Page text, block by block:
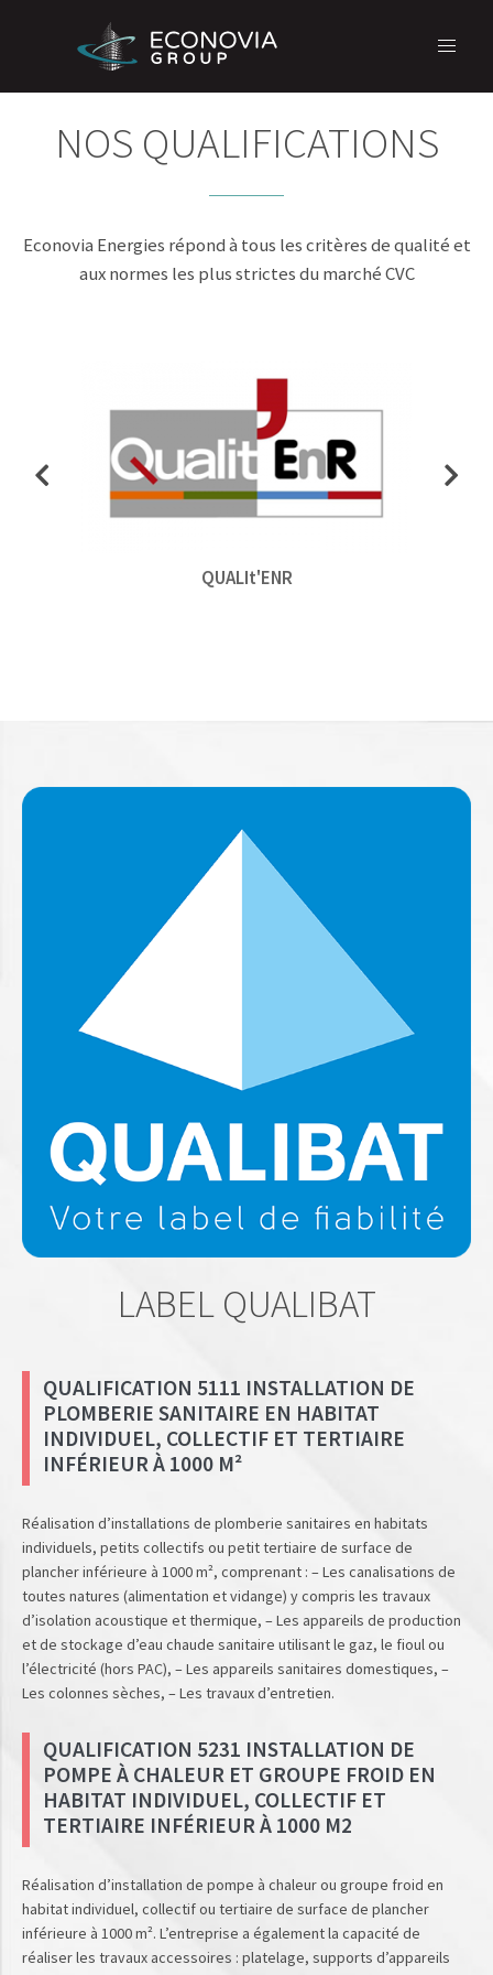
NOS QUALIFICATIONS
Econovia Energies répond à tous les critères de qualité et
aux normes les plus strictes du marché CVC
QUALIt'ENR
LABEL QUALIBAT
QUALIFICATION 5111 INSTALLATION DE
PLOMBERIE SANITAIRE EN HABITAT
INDIVIDUEL, COLLECTIF ET TERTIAIRE
INFÉRIEUR À 1000 M²
Réalisation d’installations de plomberie sanitaires en habitats
individuels, petits collectifs ou petit tertiaire de surface de
plancher inférieure à 1000 m², comprenant : – Les canalisations de
toutes natures (alimentation et vidange) y compris les travaux
d’isolation acoustique et thermique, – Les appareils de production
et de stockage d’eau chaude sanitaire utilisant le gaz, le fioul ou
l’électricité (hors PAC), – Les appareils sanitaires domestiques, –
Les colonnes sèches, – Les travaux d’entretien.
QUALIFICATION 5231 INSTALLATION DE
POMPE À CHALEUR ET GROUPE FROID EN
HABITAT INDIVIDUEL, COLLECTIF ET
TERTIAIRE INFÉRIEUR À 1000 M2
Réalisation d’installation de pompe à chaleur ou groupe froid en
habitat individuel, collectif ou tertiaire de surface de plancher
inférieure à 1000 m². L’entreprise a également la capacité de
réaliser les travaux accessoires : platelage, supports d’appareils